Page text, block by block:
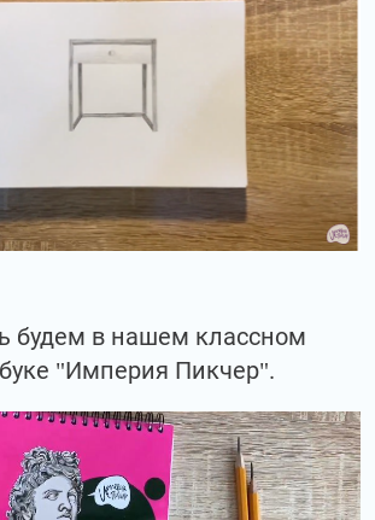
будем в нашем классном
"Империя Пикчер".